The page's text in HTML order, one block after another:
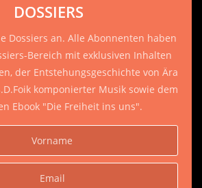
DOSSIERS
Dossiers an. Alle Abonnenten haben
Bereich mit exklusiven Inhalten
der Entstehungsgeschichte von Ära
komponierter Musik sowie dem
Ebook "Die Freiheit ins uns".